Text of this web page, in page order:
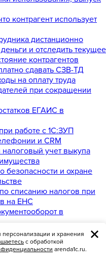
персонализации и хранения
с обработкой
arenda1c.ru.
контрагент использует
дистанционно
и отследить текущее
контрагентов
сдавать СЗВ-ТД
на оплату труда
при сокращении
ЕГАИС в
работе с 1С:ЗУП
и CRM
налоговый учет выкупа
безопасности и охране
списанию налогов при
на ЕНС
в
несовершеннолетних по
по страховым взносам